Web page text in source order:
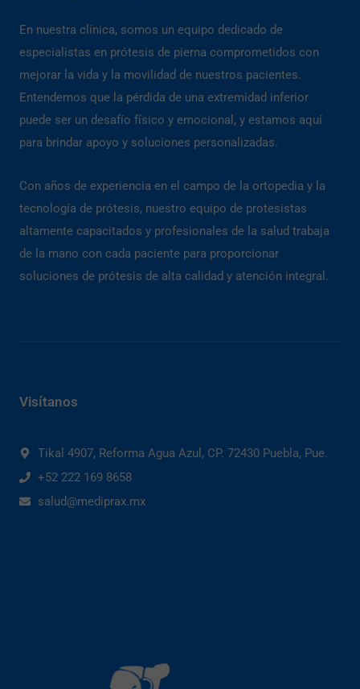
En nuestra clínica, somos un equipo dedicado de
especialistas en prótesis de pierna comprometidos con
mejorar la vida y la movilidad de nuestros pacientes.
Entendemos que la pérdida de una extremidad inferior
puede ser un desafío físico y emocional, y estamos aquí
para brindar apoyo y soluciones personalizadas.
Con años de experiencia en el campo de la ortopedia y la
tecnología de prótesis, nuestro equipo de protesistas
altamente capacitados y profesionales de la salud trabaja
de la mano con cada paciente para proporcionar
soluciones de prótesis de alta calidad y atención integral.
Visítanos
Tikal 4907, Reforma Agua Azul, CP. 72430 Puebla, Pue.
+52 222 169 8658
salud@mediprax.mx